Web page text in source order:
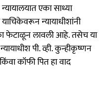
एका साध्या
न्यायाधीशांनी
फेटाळून लावली आहे. तसेच या
पी. व्ही. कुन्हीकृष्णन
कॉफी पित हा वाद